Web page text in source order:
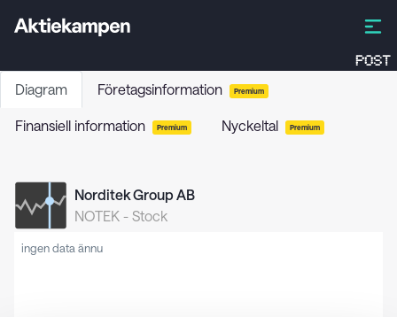
POST
Diagram Företagsinformation Premium
Finansiell information Premium Nyckeltal Premium
Norditek Group AB
NOTEK - Stock
ingen data ännu